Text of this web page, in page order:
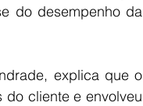
do desempenho da
explica que o
cliente e envolveu